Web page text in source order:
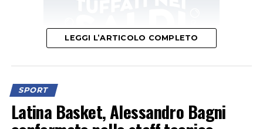
L’intervento – spiega in una nota l’Ente – interesserà
LEGGI L’ARTICOLO COMPLETO
SPORT
Latina Basket, Alessandro Bagni